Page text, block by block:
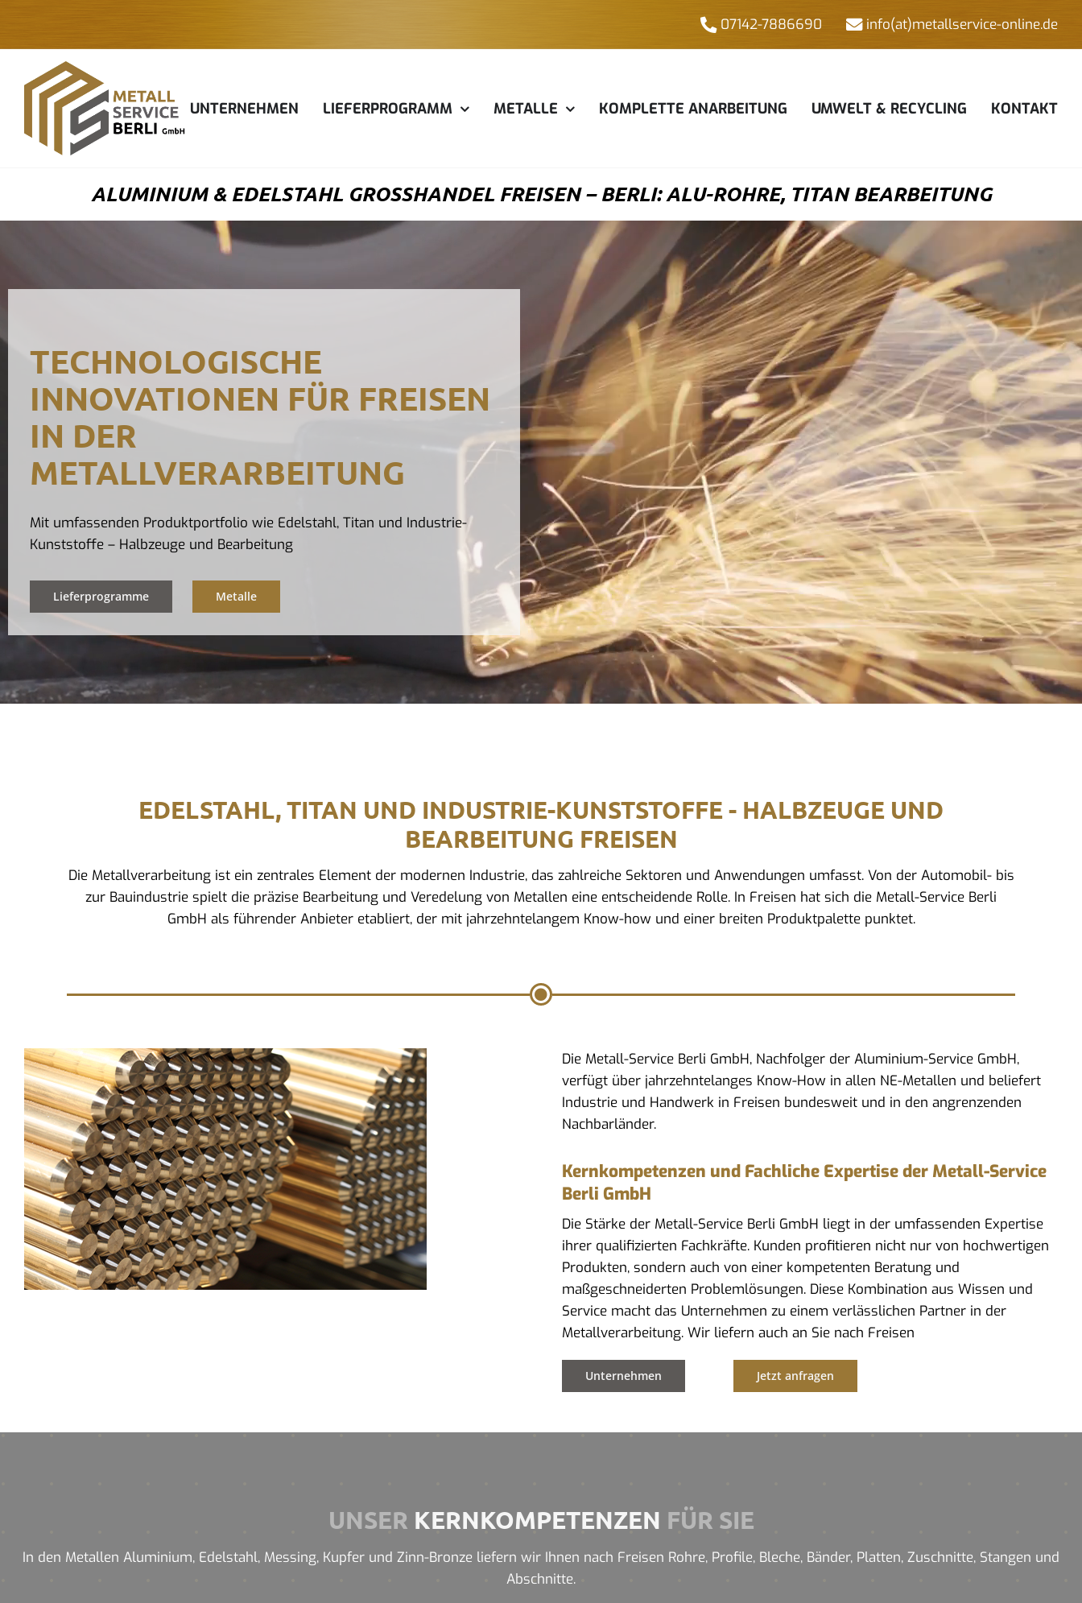
springen
07142-7886690 info(at)metallservice-online.de
UNTERNEHMEN LIEFERPROGRAMM METALLE KOMPLETTE ANARBEITUNG UMWELT & RECYCLING KONTAKT
ALUMINIUM & EDELSTAHL GROSSHANDEL FREISEN – BERLI: ALU-ROHRE, TITAN BEARBEITUNG
TECHNOLOGISCHE
INNOVATIONEN FÜR FREISEN
IN DER
METALLVERARBEITUNG
Mit umfassenden Produktportfolio wie Edelstahl, Titan und Industrie-
Kunststoffe – Halbzeuge und Bearbeitung
Lieferprogramme Metalle
EDELSTAHL, TITAN UND INDUSTRIE-KUNSTSTOFFE - HALBZEUGE UND
BEARBEITUNG FREISEN
Die Metallverarbeitung ist ein zentrales Element der modernen Industrie, das zahlreiche Sektoren und Anwendungen umfasst. Von der Automobil- bis
zur Bauindustrie spielt die präzise Bearbeitung und Veredelung von Metallen eine entscheidende Rolle. In Freisen hat sich die Metall-Service Berli
GmbH als führender Anbieter etabliert, der mit jahrzehntelangem Know-how und einer breiten Produktpalette punktet.
Die Metall-Service Berli GmbH, Nachfolger der Aluminium-Service GmbH,
verfügt über jahrzehntelanges Know-How in allen NE-Metallen und beliefert
Industrie und Handwerk in Freisen bundesweit und in den angrenzenden
Nachbarländer.
Kernkompetenzen und Fachliche Expertise der Metall-Service
Berli GmbH
Die Stärke der Metall-Service Berli GmbH liegt in der umfassenden Expertise
ihrer qualifizierten Fachkräfte. Kunden profitieren nicht nur von hochwertigen
Produkten, sondern auch von einer kompetenten Beratung und
maßgeschneiderten Problemlösungen. Diese Kombination aus Wissen und
Service macht das Unternehmen zu einem verlässlichen Partner in der
Metallverarbeitung. Wir liefern auch an Sie nach Freisen
Unternehmen Jetzt anfragen
UNSER KERNKOMPETENZEN FÜR SIE
In den Metallen Aluminium, Edelstahl, Messing, Kupfer und Zinn-Bronze liefern wir Ihnen nach Freisen Rohre, Profile, Bleche, Bänder, Platten, Zuschnitte, Stangen und
Abschnitte.